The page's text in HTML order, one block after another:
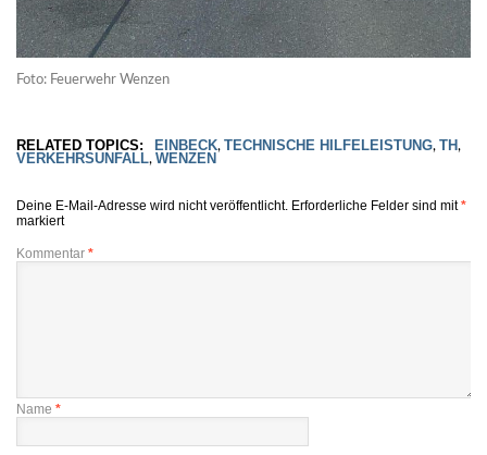
Foto: Feuerwehr Wenzen
RELATED TOPICS: EINBECK, TECHNISCHE HILFELEISTUNG, TH,
VERKEHRSUNFALL, WENZEN
Deine E-Mail-Adresse wird nicht veröffentlicht. Erforderliche Felder sind mit*
markiert
Kommentar *
Name *